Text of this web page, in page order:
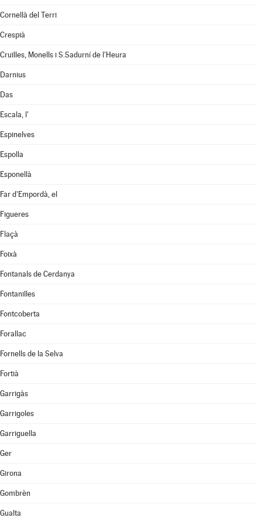
Cornellà del Terri
Crespià
Cruïlles, Monells i S.Sadurní de l'Heura
Darnius
Das
Escala, l'
Espinelves
Espolla
Esponellà
Far d'Empordà, el
Figueres
Flaçà
Foixà
Fontanals de Cerdanya
Fontanilles
Fontcoberta
Forallac
Fornells de la Selva
Fortià
Garrigàs
Garrigoles
Garriguella
Ger
Girona
Gombrèn
Gualta